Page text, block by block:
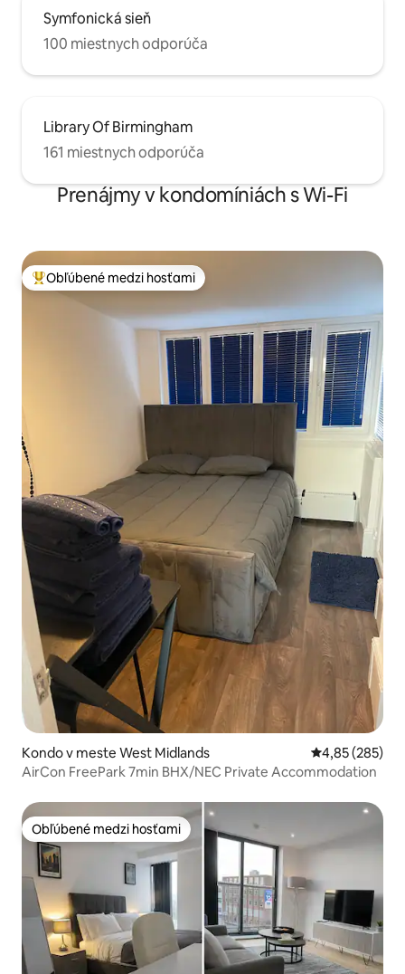
Symfonická sieň
100 miestnych odporúča
Library Of Birmingham
161 miestnych odporúča
Prenájmy v kondomíniách s Wi-Fi
Najobľúbenejšie medzi hosťami
Obľúbené medzi hosťami
Kondo v meste West Midlands Priemerné
4,85 (285)
AirCon FreePark 7min BHX/NEC Private Accommodation
Obľúbené medzi hosťami
Obľúbené medzi hosťami